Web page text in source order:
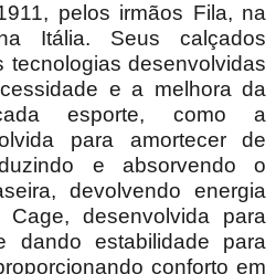
pelos irmãos Fila, na
Itália. Seus calçados
tecnologias desenvolvidas
e a melhora da
esporte, como a
para amortecer de
e absorvendo o
devolvendo energia
desenvolvida para
dando estabilidade para
conforto em